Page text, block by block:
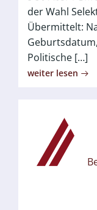
der Wahl
Übermittelt:
Politische […]
weiter lesen